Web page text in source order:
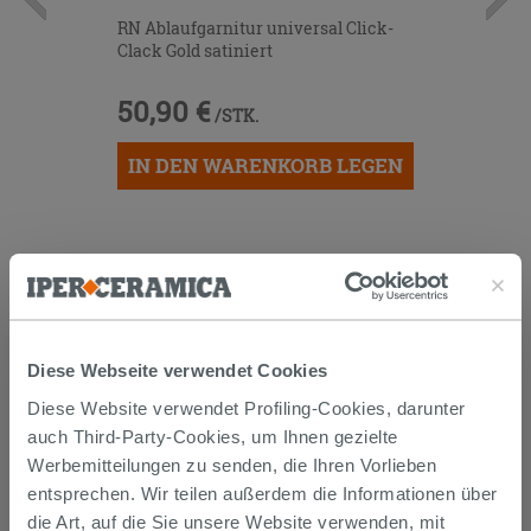
Diese Webseite verwendet Cookies
Diese Website verwendet Profiling-Cookies, darunter
auch Third-Party-Cookies, um Ihnen gezielte
Werbemitteilungen zu senden, die Ihren Vorlieben
entsprechen. Wir teilen außerdem die Informationen über
die Art, auf die Sie unsere Website verwenden, mit
RN Ablaufgarnitur universal Click-
Clack Gold satiniert
50,90 € /STK.
IN DEN WARENKORB LEGEN
Versand
Die Waren werden normalerweise innerhalb von 15
Werktagen ab der Auftragsbestätigung zum Versand